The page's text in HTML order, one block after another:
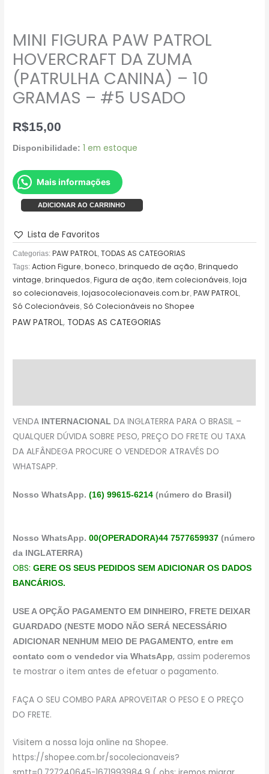
MINI FIGURA PAW PATROL
HOVERCRAFT DA ZUMA
(PATRULHA CANINA) – 10
GRAMAS – #5 USADO
R$15,00
Disponibilidade: 1 em estoque
Mais informações
ADICIONAR AO CARRINHO
Lista de Favoritos
Categorias:PAW PATROL ,TODAS AS CATEGORIAS
Tags: Action Figure ,boneco ,brinquedo de ação ,Brinquedo
vintage ,brinquedos ,Figura de ação ,item colecionáveis ,loja
so colecionaveis ,lojasocolecionaveis.com.br ,PAW PATROL
Só Colecionáveis ,Só Colecionáveis no Shopee
PAW PATROL, TODAS AS CATEGORIAS
VENDA INTERNACIONAL DA INGLATERRA PARA O BRASIL –
QUALQUER DÚVIDA SOBRE PESO, PREÇO DO FRETE OU TAXA
DA ALFÂNDEGA PROCURE O VENDEDOR ATRAVÉS DO
WHATSAPP.
Nosso WhatsApp.(16) 99615-6214 (número do Brasil)
Nosso WhatsApp.00(OPERADORA)44 7577659937 (número
da INGLATERRA)
OBS:GERE OS SEUS PEDIDOS SEM ADICIONAR OS DADOS
BANCÁRIOS.
USE A OPÇÃO PAGAMENTO EM DINHEIRO, FRETE DEIXAR
GUARDADO (NESTE MODO NÃO SERÁ NECESSÁRIO
ADICIONAR NENHUM MEIO DE PAGAMENTO,entre em
contato com o vendedor via WhatsApp, assim poderemos
te mostrar o item antes de efetuar o pagamento.
FAÇA O SEU COMBO PARA APROVEITAR O PESO E O PREÇO
DO FRETE.
Visitem a nossa loja online na Shopee.
https://shopee.com.br/socolecionaveis?